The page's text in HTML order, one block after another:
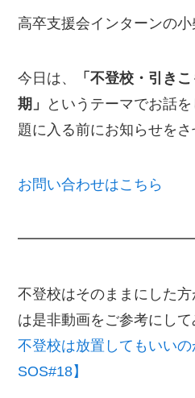
高卒支援会インターンの小
今日は、
「不登校・引き
期」
というテーマでお話
題に入る前にお知らせをさ
お問い合わせはこちら
不登校はそのままにした
は是非動画をご参考にして
不登校は放置してもいい
SOS#18】